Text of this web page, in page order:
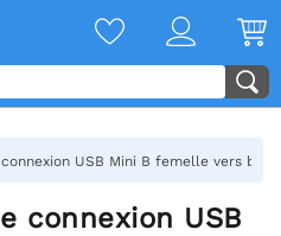
USB Mini B femelle vers
connexion USB